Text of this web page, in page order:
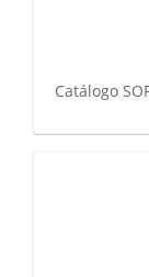
Catálogo